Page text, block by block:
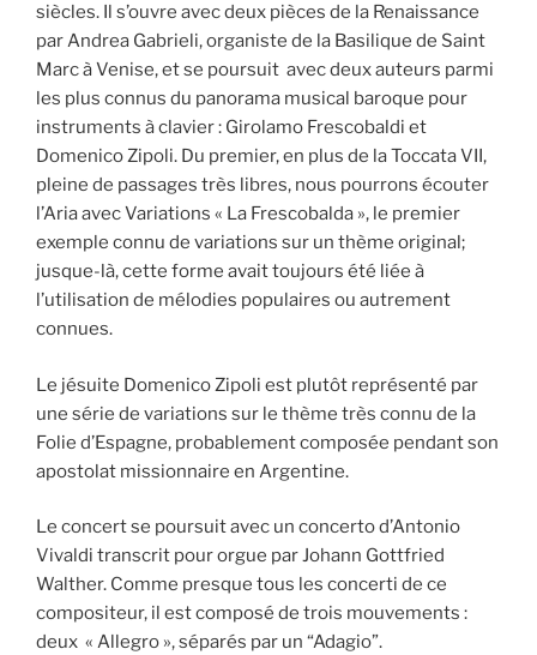
siècles. Il s’ouvre avec deux pièces de la Renaissance
par Andrea Gabrieli, organiste de la Basilique de Saint
Marc à Venise,et se poursuit avec deux auteurs parmi
les plus connus du panorama musical baroque pour
instruments à clavier : Girolamo Frescobaldi et
Domenico Zipoli. Du premier, en plus de la Toccata VII,
pleine de passages très libres, nous pourrons écouter
l’Aria avec Variations « La Frescobalda », le premier
exemple connu de variations sur un thème original;
jusque-là, cette forme avait toujours été liée à
l’utilisation de mélodies populaires ou autrement
connues.
Le jésuite Domenico Zipoli est plutôt représenté par
une série de variations sur le thème très connu de la
Folie d’Espagne, probablement composée pendant son
apostolat missionnaire en Argentine.
Le concert se poursuit avec un concerto d’Antonio
Vivaldi transcrit pour orgue par Johann Gottfried
Walther. Comme presque tous les concerti de ce
compositeur, il est composé de trois mouvements :
deux « Allegro », séparés par un “Adagio”.